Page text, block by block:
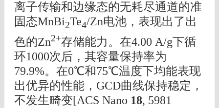
离子传输和边缘态的无耗尽通道的准
固态MnBi2Te4/Zn电池，表现出了出
色的Zn2+存储能力。在4.00 A/g下循
环1000次后，其容量保持率为
79.9%。在0℃和75℃温度下均能表现
出优异的性能，GCD曲线保持稳定，
不发生畸变[ACS Nano 18, 5981